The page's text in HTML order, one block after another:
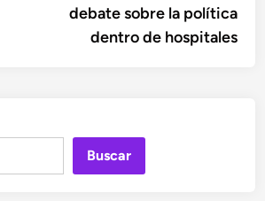
debate sobre la política
dentro de hospitales
Buscar